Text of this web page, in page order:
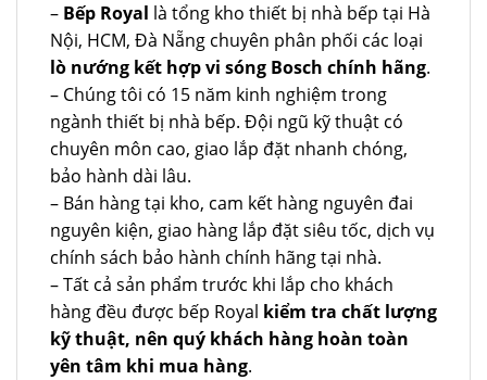
– Bếp Royal là tổng kho thiết bị nhà bếp tại Hà
Nội, HCM, Đà Nẵng chuyên phân phối các loại
lò nướng kết hợp vi sóng Bosch chính hãng.
– Chúng tôi có 15 năm kinh nghiệm trong
ngành thiết bị nhà bếp. Đội ngũ kỹ thuật có
chuyên môn cao, giao lắp đặt nhanh chóng,
bảo hành dài lâu.
– Bán hàng tại kho, cam kết hàng nguyên đai
nguyên kiện, giao hàng lắp đặt siêu tốc, dịch vụ
chính sách bảo hành chính hãng tại nhà.
– Tất cả sản phẩm trước khi lắp cho khách
hàng đều được bếp Royal kiểm tra chất lượng
kỹ thuật, nên quý khách hàng hoàn toàn
yên tâm khi mua hàng.